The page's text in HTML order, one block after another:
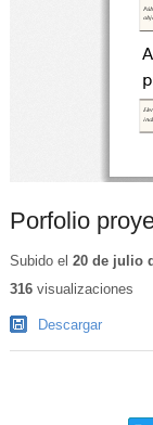
Porfolio
Subido el 20 de julio
316visualizaciones
Descargar